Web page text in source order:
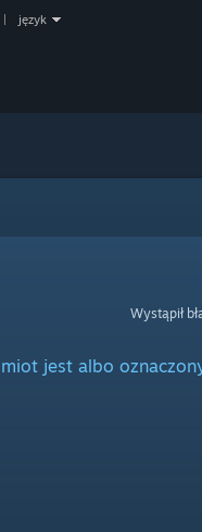
język
Wystąpił
jest albo